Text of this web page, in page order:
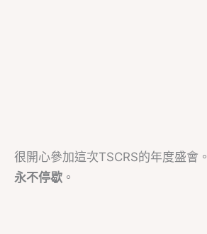
很開心參加這次TSCRS的年度盛會。
永不停歇 。